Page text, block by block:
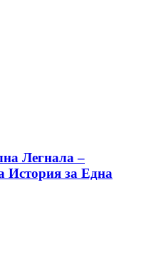
Легнала –
История за Една